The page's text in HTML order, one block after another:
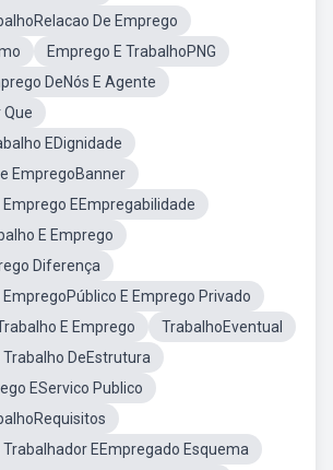
De Emprego
Emprego E TrabalhoPNG
DeNós E Agente
Que
EDignidade
EmpregoBanner
EEmpregabilidade
E Emprego
Diferença
E Emprego Privado
E Emprego
TrabalhoEventual
DeEstrutura
EServico Publico
EEmpregado Esquema